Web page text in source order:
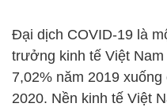
Đại dịch COVID-19 là
trưởng kinh tế Việt
7,02% năm 2019
2020. Nền kinh tế Việt